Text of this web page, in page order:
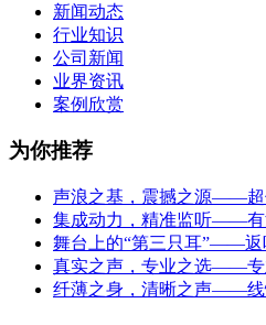
新闻动态
行业知识
公司新闻
业界资讯
案例欣赏
为你推荐
声浪之基，震撼之源——超
集成动力，精准监听——有
舞台上的“第三只耳”——返
真实之声，专业之选——专
纤薄之身，清晰之声——线